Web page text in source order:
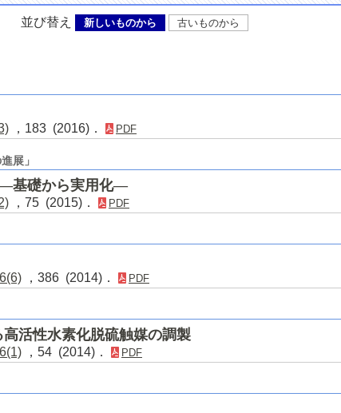
び替え 新しいものから 古いものから
，183 (2016)． PDF
展」
基礎から実用化―
，75 (2015)． PDF
，386 (2014)． PDF
活性水素化脱硫触媒の調製
，54 (2014)． PDF